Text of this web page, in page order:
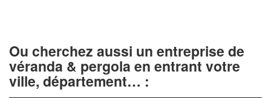
Ou cherchez aussi un entreprise de
véranda & pergola en entrant votre
ville, département… :